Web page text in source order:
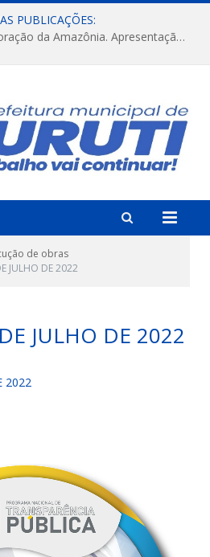
PUBLICAÇÕES:
FESTRIBAL 2026 – No Coração da Amazônia. Apresentação da Munduruku.
de obras
JULHO DE 2022
JULHO DE 2022
2022